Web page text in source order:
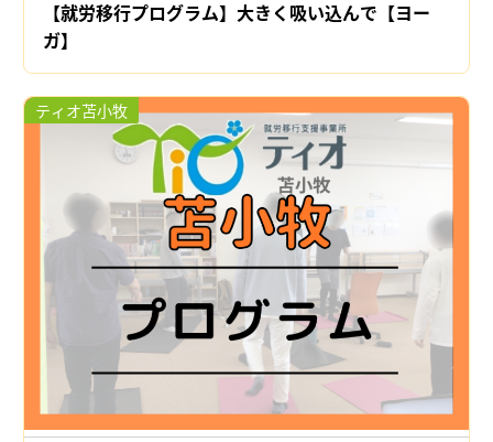
【就労移行プログラム】大きく吸い込んで【ヨー
ガ】
ティオ苫小牧